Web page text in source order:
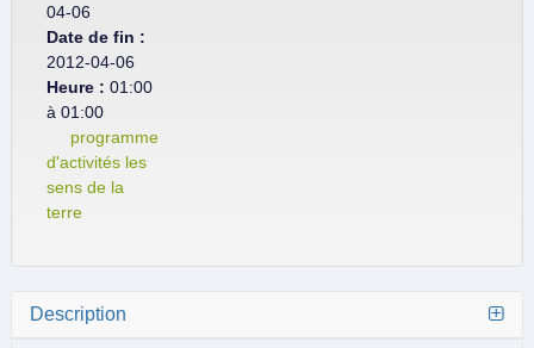
04-06
Date de fin :
2012-04-06
Heure : 01:00
à 01:00
programme
d'activités les
sens de la
terre
Description